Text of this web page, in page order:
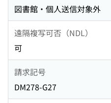
図書館・個人送信対象外
遠隔複写可否（NDL）
可
請求記号
DM278-G27